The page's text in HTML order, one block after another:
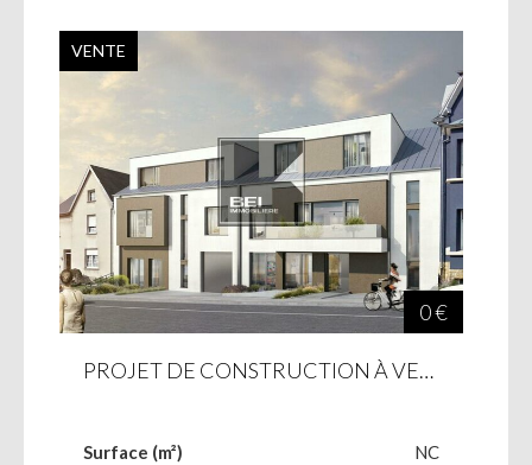
0 €
VENTE
PROJET DE CONSTRUCTION À VENDRE À DUDELANGE
Surface (m²)
NC